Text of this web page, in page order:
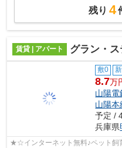
残り 4
賃貸 | アパート グラン・ス
敷0
8.7万
山陽電
山陽本
予定 /
兵庫県
★☆インターネット無料♪ペット